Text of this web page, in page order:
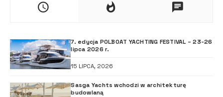
7. edycja POLBOAT YACHTING FESTIVAL – 23-26
lipca 2026 r.
15 LIPCA, 2026
Sasga Yachts wchodzi w architekturę
budowlaną